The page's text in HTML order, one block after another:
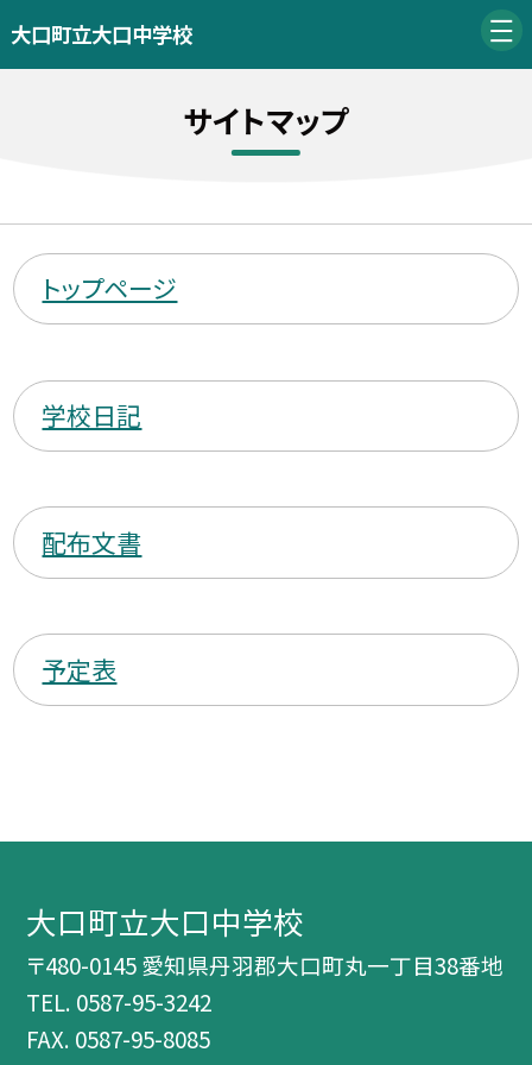
大口町立大口中学校
サイトマップ
トップページ
学校日記
配布文書
予定表
大口町立大口中学校
〒480-0145 愛知県丹羽郡大口町丸一丁目38番地
TEL. 0587-95-3242
FAX. 0587-95-8085